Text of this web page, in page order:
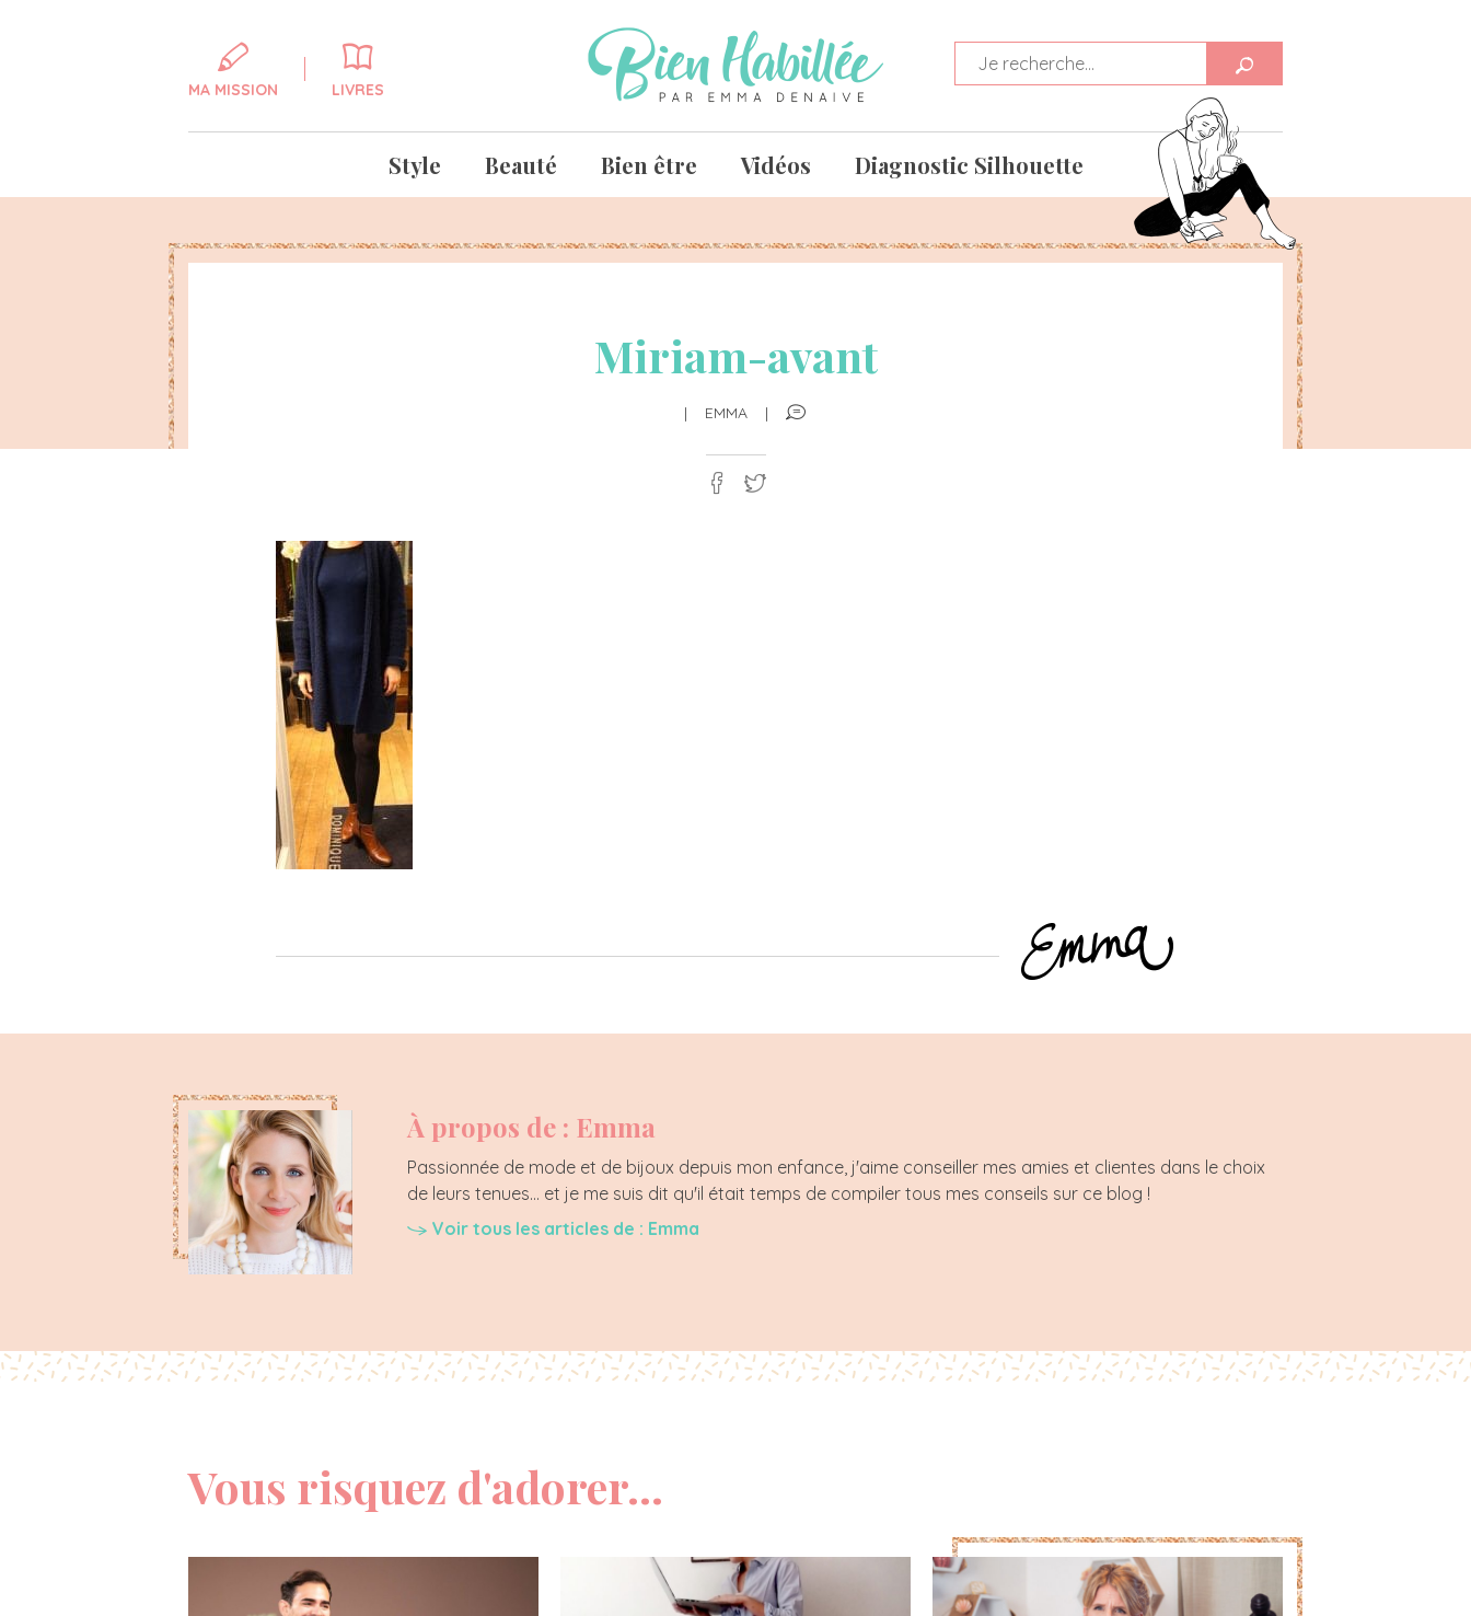
MA MISSION LIVRES
Style Beauté Bien être Vidéos Diagnostic Silhouette
Miriam-avant
| EMMA |
À propos de : Emma
Passionnée de mode et de bijoux depuis mon enfance, j'aime conseiller mes amies et clientes dans le choix
de leurs tenues... et je me suis dit qu'il était temps de compiler tous mes conseils sur ce blog !
Voir tous les articles de : Emma
Vous risquez d'adorer...